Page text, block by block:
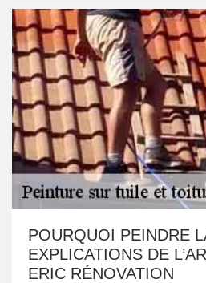
POURQUOI PEINDRE
EXPLICATIONS DE
ERIC RÉNOVATION